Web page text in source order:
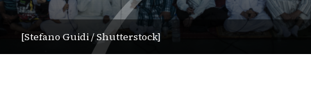
[Stefano Guidi / Shutterstock]